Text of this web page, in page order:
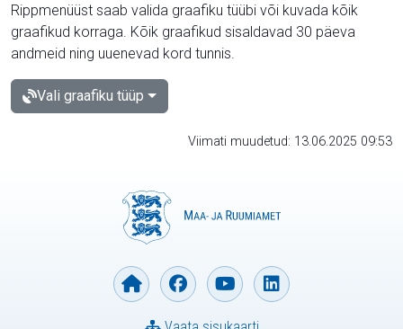
Rippmenüüst saab valida graafiku tüübi või kuvada kõik
graafikud korraga. Kõik graafikud sisaldavad 30 päeva
andmeid ning uuenevad kord tunnis.
Vali graafiku tüüp
Viimati muudetud: 13.06.2025 09:53